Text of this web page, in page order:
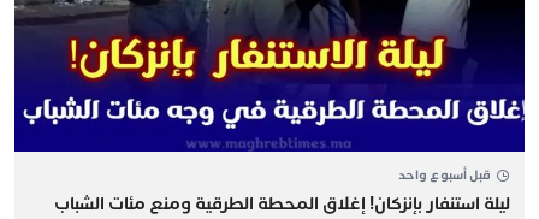
قبل أسبوع واحد
​ليلة استنفار بإنزكان! إغلاق المحطة الطرقية ومنع مئات الشباب